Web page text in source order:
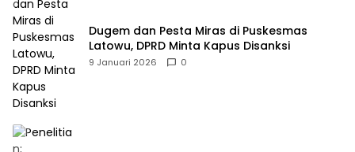
Dugem dan Pesta Miras di Puskesmas
Latowu, DPRD Minta Kapus Disanksi
9 Januari 2026 0